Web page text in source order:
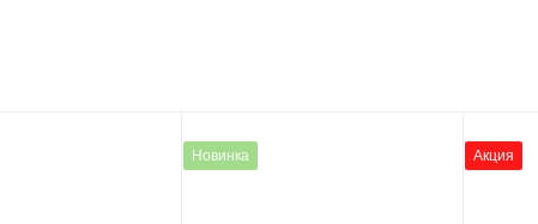
Новинка Акция